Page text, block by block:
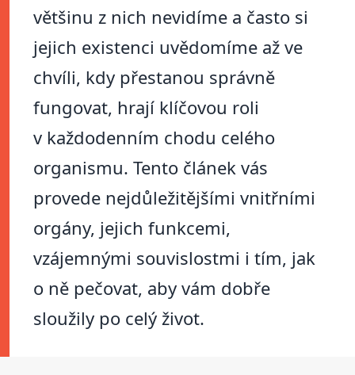
většinu z nich nevidíme a často si
jejich existenci uvědomíme až ve
chvíli, kdy přestanou správně
fungovat, hrají klíčovou roli
v každodenním chodu celého
organismu. Tento článek vás
provede nejdůležitějšími vnitřními
orgány, jejich funkcemi,
vzájemnými souvislostmi i tím, jak
o ně pečovat, aby vám dobře
sloužily po celý život.